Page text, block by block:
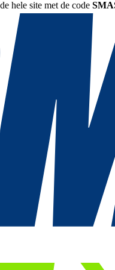
hele site met de code